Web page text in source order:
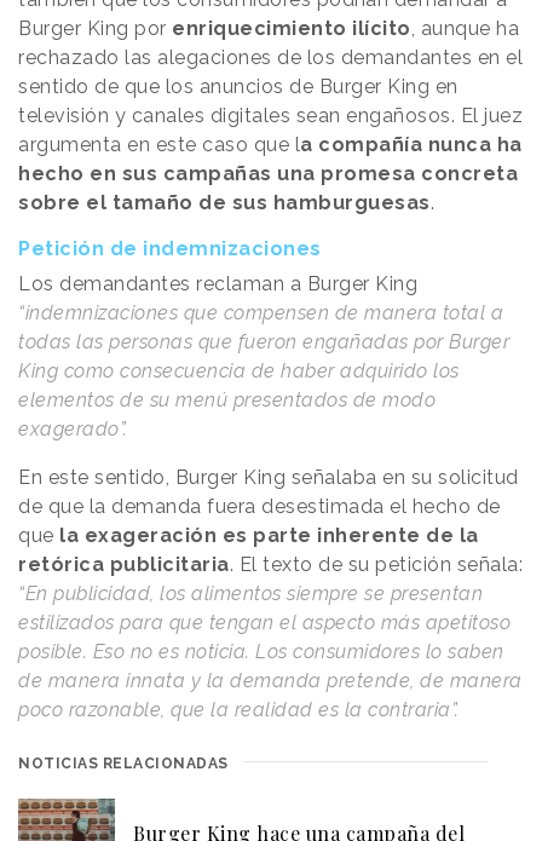
Burger King por enriquecimiento ilícito, aunque ha
rechazado las alegaciones de los demandantes en el
sentido de que los anuncios de Burger King en
televisión y canales digitales sean engañosos. El juez
argumenta en este caso que la compañía nunca ha
hecho en sus campañas una promesa concreta
sobre el tamaño de sus hamburguesas.
Petición de indemnizaciones
Los demandantes reclaman a Burger King
“indemnizaciones que compensen de manera total a
todas las personas que fueron engañadas por Burger
King como consecuencia de haber adquirido los
elementos de su menú presentados de modo
exagerado”.
En este sentido, Burger King señalaba en su solicitud
de que la demanda fuera desestimada el hecho de
que la exageración es parte inherente de la
retórica publicitaria. El texto de su petición señala:
“En publicidad, los alimentos siempre se presentan
estilizados para que tengan el aspecto más apetitoso
posible. Eso no es noticia. Los consumidores lo saben
de manera innata y la demanda pretende, de manera
poco razonable, que la realidad es la contraria”.
NOTICIAS RELACIONADAS
Burger King hace una campaña del